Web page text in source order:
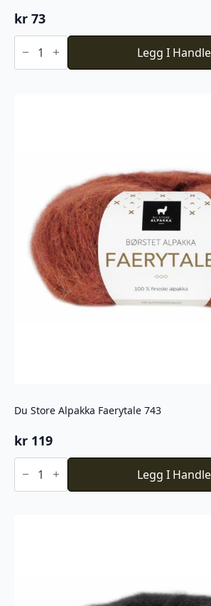
kr 73
6043
PK
Baby
Legg I
Du Store Alpakka Faerytale 743
kr 119
Du
Store
Faerytale
Legg I